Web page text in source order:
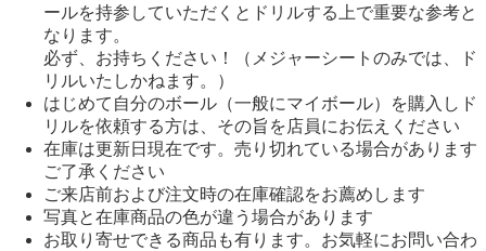
ールを持参していただくとドリルする上で重要な参考と
なります。
必ず、お持ちください！（メジャーシートのみでは、ド
リルいたしかねます。）
はじめて自分のボール（一般にマイボール）を購入しド
リルを依頼する方は、その旨を店員にお伝えください
在庫は更新日現在です。売り切れている場合があります
ご了承ください
ご来店前および注文時の在庫確認をお薦めします
写真と在庫商品の色が違う場合があります
お取り寄せできる商品も有ります。お気軽にお問い合わ